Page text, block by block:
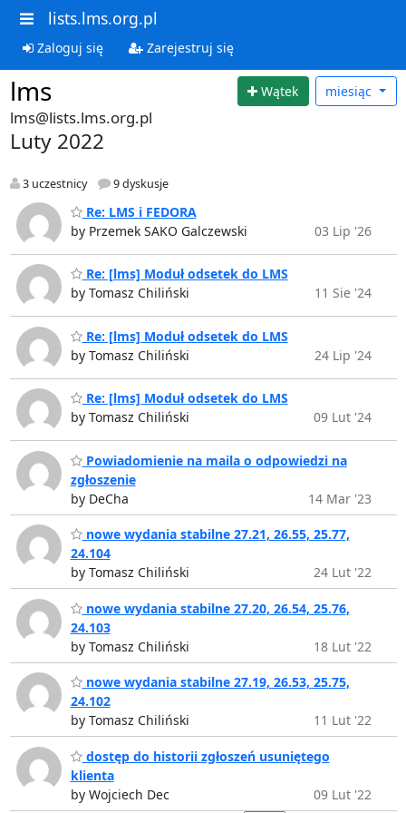
lists.lms.org.pl
Zaloguj się Zarejestruj się
lms Wątek miesiąc
lms@lists.lms.org.pl
Luty 2022
3 uczestnicy 9 dyskusje
Re: LMS i FEDORA
by Przemek SAKO Galczewski
03 Lip '26
Re: [lms] Moduł odsetek do LMS
by Tomasz Chiliński
11 Sie '24
Re: [lms] Moduł odsetek do LMS
by Tomasz Chiliński
24 Lip '24
Re: [lms] Moduł odsetek do LMS
by Tomasz Chiliński
09 Lut '24
Powiadomienie na maila o odpowiedzi na
zgłoszenie
by DeCha
14 Mar '23
nowe wydania stabilne 27.21, 26.55, 25.77,
24.104
by Tomasz Chiliński
24 Lut '22
nowe wydania stabilne 27.20, 26.54, 25.76,
24.103
by Tomasz Chiliński
18 Lut '22
nowe wydania stabilne 27.19, 26.53, 25.75,
24.102
by Tomasz Chiliński
11 Lut '22
dostęp do historii zgłoszeń usuniętego
klienta
by Wojciech Dec
09 Lut '22